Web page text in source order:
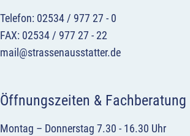
Telefon: 02534 / 977 27 - 0
FAX: 02534 / 977 27 - 22
mail@strassenausstatter.de
Öffnungszeiten & Fachberatung
Montag – Donnerstag 7.30 - 16.30 Uhr